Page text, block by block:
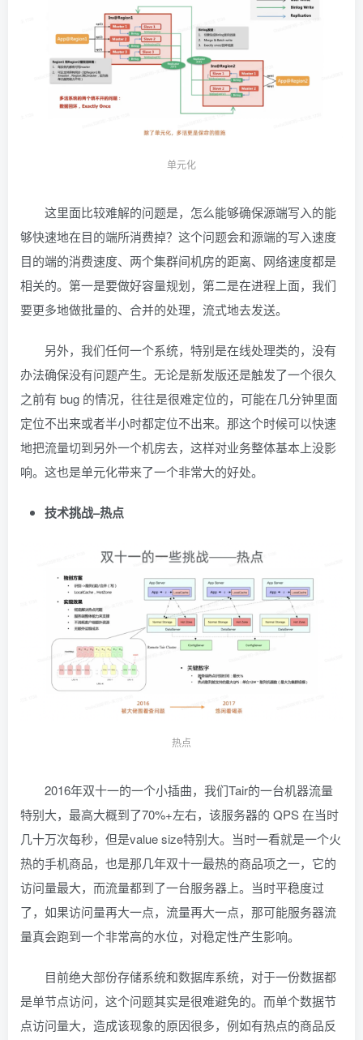
单元化
这里面比较难解的问题是，怎么能够确保源端写入的能
够快速地在目的端所消费掉？这个问题会和源端的写入速度
目的端的消费速度、两个集群间机房的距离、网络速度都是
相关的。第一是要做好容量规划，第二是在进程上面，我们
要更多地做批量的、合并的处理，流式地去发送。
另外，我们任何一个系统，特别是在线处理类的，没有
办法确保没有问题产生。无论是新发版还是触发了一个很久
之前有 bug 的情况，往往是很难定位的，可能在几分钟里面
定位不出来或者半小时都定位不出来。那这个时候可以快速
地把流量切到另外一个机房去，这样对业务整体基本上没影
响。这也是单元化带来了一个非常大的好处。
技术挑战–热点
热点
2016年双十一的一个小插曲，我们Tair的一台机器流量
特别大，最高大概到了70%+左右，该服务器的 QPS 在当时
几十万次每秒，但是value size特别大。当时一看就是一个火
热的手机商品，也是那几年双十一最热的商品项之一，它的
访问量最大，而流量都到了一台服务器上。当时平稳度过
了，如果访问量再大一点，流量再大一点，那可能服务器流
量真会跑到一个非常高的水位，对稳定性产生影响。
目前绝大部份存储系统和数据库系统，对于一份数据都
是单节点访问，这个问题其实是很难避免的。而单个数据节
点访问量大，造成该现象的原因很多，例如有热点的商品反